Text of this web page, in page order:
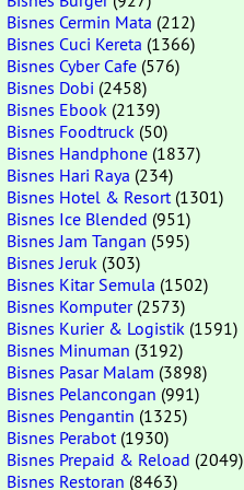
Bisnes Cermin Mata (212)
Bisnes Cuci Kereta (1366)
Bisnes Cyber Cafe (576)
Bisnes Dobi (2458)
Bisnes Ebook (2139)
Bisnes Foodtruck (50)
Bisnes Handphone (1837)
Bisnes Hari Raya (234)
Bisnes Hotel & Resort(1301)
Bisnes Ice Blended (951)
Bisnes Jam Tangan (595)
Bisnes Jeruk (303)
Bisnes Kitar Semula (1502)
Bisnes Komputer(2573)
Bisnes Kurier & Logistik (1591)
Bisnes Minuman (3192)
Bisnes Pasar Malam (3898)
Bisnes Pelancongan (991)
Bisnes Pengantin (1325)
Bisnes Perabot(1930)
Bisnes Prepaid & Reload (2049)
Bisnes Restoran (8463)